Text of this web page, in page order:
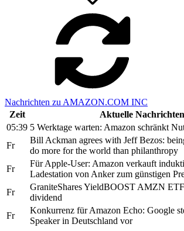
Nachrichten zu AMAZON.COM INC
Zeit
Aktuelle Nachrichten
05:39 5 Werktage warten: Amazon schränkt
Fr
Bill Ackman agrees with Jeff Bezos:
do more for the world than philanthropy
Fr
Für Apple-User: Amazon verkauft
Ladestation von Anker zum günstigen
Fr
GraniteShares YieldBOOST AMZN
dividend
Fr
Konkurrenz für Amazon Echo: Google
Speaker in Deutschland vor